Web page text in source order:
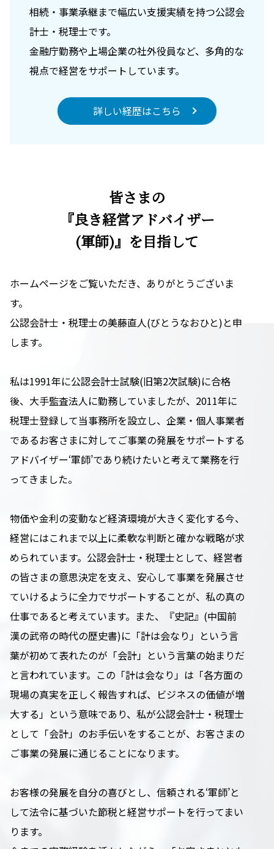
相続・事業承継まで幅広い支援実績を持つ公認会
計士・税理士です。
金融庁勤務や上場企業の社外役員など、多角的な
視点で経営をサポートしています。
詳しい経歴はこちら
皆さまの
『良き経営アドバイザー
(軍師)』を目指して
ホームページをご覧いただき、ありがとうございま
す。
公認会計士・税理士の美藤直人(びとうなおひと)と申
します。
私は1991年に公認会計士試験(旧第2次試験)に合格
後、大手監査法人に勤務していましたが、2011年に
税理士登録して当事務所を設立し、企業・個人事業者
であるお客さまに対してご事業の発展をサポートする
アドバイザー‘軍師’であり続けたいと考えて業務を行
ってきました。
物価や金利の変動など経済環境が大きく変化する今、
経営にはこれまで以上に柔軟な判断と確かな戦略が求
められています。公認会計士・税理士として、経営者
の皆さまの意思決定を支え、安心して事業を発展させ
ていけるように全力でサポートすることが、私の真の
仕事であると考えています。また、『史記』(中国前
漢の武帝の時代の歴史書)に「計は会なり」という言
葉が初めて表れたのが「会計」という言葉の始まりだ
と言われています。この「計は会なり」は「各方面の
現場の真実を正しく報告すれば、ビジネスの価値が増
大する」という意味であり、私が公認会計士・税理士
として「会計」のお手伝いをすることが、お客さまの
ご事業の発展に通じることになります。
お客様の発展を自分の喜びとし、信頼される‘軍師’と
して法令に基づいた節税と経営サポートを行ってまい
ります。